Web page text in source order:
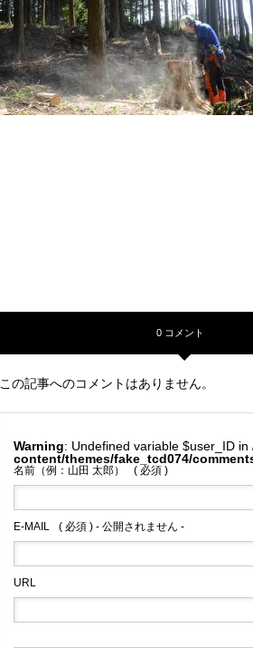
0 コメント
この記事へのコメントはありません。
Warning : Undefined variable $user_ID in
content/themes/fake_tcd074/
名前（例：山田 太郎） ( 必須 )
E-MAIL ( 必須 ) - 公開されません -
URL